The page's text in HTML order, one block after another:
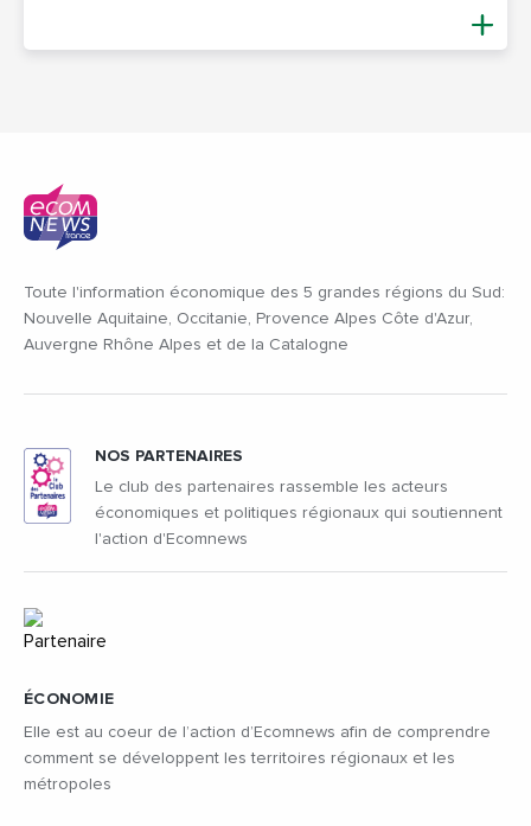
Toute l'information économique des 5 grandes régions du Sud:
Nouvelle Aquitaine, Occitanie, Provence Alpes Côte d'Azur,
Auvergne Rhône Alpes et de la Catalogne
ÉCONOMIE
Elle est au coeur de l’action d’Ecomnews afin de comprendre
comment se développent les territoires régionaux et les
métropoles
NOS PARTENAIRES
Le club des partenaires rassemble les acteurs
économiques et politiques régionaux qui soutiennent
l'action d'Ecomnews